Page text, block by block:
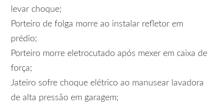
levar choque;
Porteiro de folga morre ao instalar refletor em
prédio;
Porteiro morre eletrocutado após mexer em caixa de
força;
Jateiro sofre choque elétrico ao manusear lavadora
de alta pressão em garagem;